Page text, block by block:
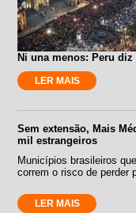
Ni una menos: Peru
LER MAIS
Sem extensão, Mais
mil estrangeiros
Municípios brasileiros
correm o risco de perder
LER MAIS